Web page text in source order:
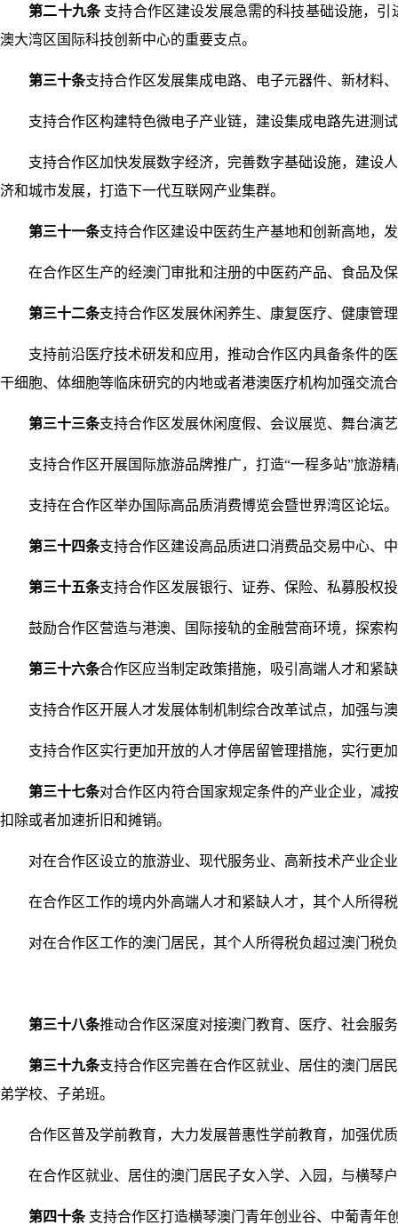
第二十九条 支持合作区建设发展急需的科技基础设施，
澳大湾区国际科技创新中心的重要支点。
第三十条支持合作区发展集成电路、电子元器件、新材料
支持合作区构建特色微电子产业链，建设集成电路先进测试
支持合作区加快发展数字经济，完善数字基础设施，建设人
济和城市发展，打造下一代互联网产业集群。
第三十一条支持合作区建设中医药生产基地和创新高地，
在合作区生产的经澳门审批和注册的中医药产品、食品及保
第三十二条支持合作区发展休闲养生、康复医疗、健康管
支持前沿医疗技术研发和应用，推动合作区内具备条件的医
干细胞、体细胞等临床研究的内地或者港澳医疗机构加强交流
第三十三条支持合作区发展休闲度假、会议展览、舞台演
支持合作区开展国际旅游品牌推广，打造“一程多站”旅游精
支持在合作区举办国际高品质消费博览会暨世界湾区论坛。
第三十四条支持合作区建设高品质进口消费品交易中心、
第三十五条支持合作区发展银行、证券、保险、私募股权
鼓励合作区营造与港澳、国际接轨的金融营商环境，探索
第三十六条合作区应当制定政策措施，吸引高端人才和紧
支持合作区开展人才发展体制机制综合改革试点，加强与澳
支持合作区实行更加开放的人才停居留管理措施，实行更
第三十七条对合作区内符合国家规定条件的产业企业，减
扣除或者加速折旧和摊销。
对在合作区设立的旅游业、现代服务业、高新技术产业企
在合作区工作的境内外高端人才和紧缺人才，其个人所得税
对在合作区工作的澳门居民，其个人所得税负超过澳门税
第三十八条推动合作区深度对接澳门教育、医疗、社会服
第三十九条支持合作区完善在合作区就业、居住的澳门居
弟学校、子弟班。
合作区普及学前教育，大力发展普惠性学前教育，加强优
在合作区就业、居住的澳门居民子女入学、入园，与横琴
第四十条 支持合作区打造横琴澳门青年创业谷、中葡青年